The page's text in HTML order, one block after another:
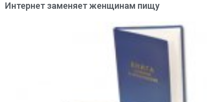
Интернет заменяет женщинам пищу